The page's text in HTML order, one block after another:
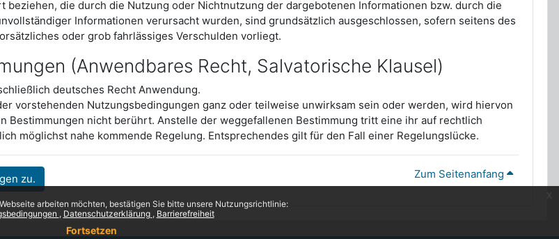
arbeiten möchten, bestätigen Sie bitte unsere Nutzungsrichtlinie:
Datenschutzerklärung Barrierefreiheit
Fortsetzen
x
beziehen, die durch die Nutzung oder Nichtnutzung der dargebotenen Informationen bzw. durch die
Informationen verursacht wurden, sind grundsätzlich ausgeschlossen, sofern seitens des
oder grob fahrlässiges Verschulden vorliegt.
(Anwendbares Recht, Salvatorische Klausel)
deutsches Recht Anwendung.
vorstehenden Nutzungsbedingungen ganz oder teilweise unwirksam sein oder werden, wird hiervon
Bestimmungen nicht berührt. Anstelle der weggefallenen Bestimmung tritt eine ihr auf rechtlich
möglichst nahe kommende Regelung. Entsprechendes gilt für den Fall einer Regelungslücke.
zu. Zum Seitenanfang